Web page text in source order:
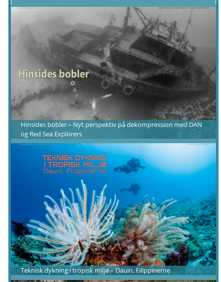
Hinsides bobler – Nyt perspektiv på dekompression med DAN
og Red Sea Explorers
Teknisk dykning i tropisk miljø – Dauin, Filippinerne